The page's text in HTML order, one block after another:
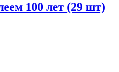
100 лет (29 шт)